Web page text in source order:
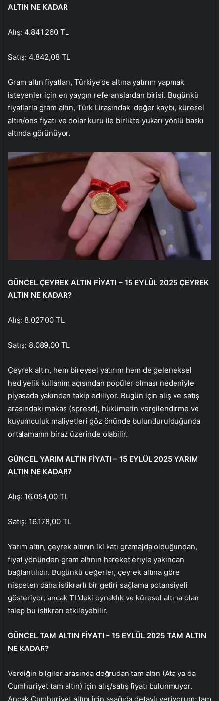
ALTIN NE KADAR
Alış: 4.841,260 TL
Satış: 4.842,08 TL
Gram altın fiyatları, Türkiye’de altına yatırım yapmak
isteyenler için en yaygın referanslardan birisi. Bugünkü
fiyatlarla gram altın, Türk Lirasındaki değer kaybı, küresel
altın/ons fiyatı ve dolar kuru ile birlikte yukarı yönlü baskı
altında görünüyor.
GÜNCEL ÇEYREK ALTIN FİYATI – 15 EYLÜL 2025 ÇEYREK
ALTIN NE KADAR?
Alış: 8.027,00 TL
Satış: 8.089,00 TL
Çeyrek altın, hem bireysel yatırım hem de geleneksel
hediyelik kullanım açısından popüler olması nedeniyle
piyasada yakından takip ediliyor. Bugün için alış ve satış
arasındaki makas (spread), hükümetin vergilendirme ve
kuyumculuk maliyetleri göz önünde bulundurulduğunda
ortalamanın biraz üzerinde olabilir.
GÜNCEL YARIM ALTIN FİYATI – 15 EYLÜL 2025 YARIM
ALTIN NE KADAR?
Alış: 16.054,00 TL
Satış: 16.178,00 TL
Yarım altın, çeyrek altının iki katı gramajda olduğundan,
fiyat yönünden gram altının hareketleriyle yakından
bağlantılıdır. Bugünkü değerler, çeyrek altına göre
nispeten daha istikrarlı bir getiri sağlama potansiyeli
gösteriyor; ancak TL’deki oynaklık ve küresel altına olan
talep bu istikrarı etkileyebilir.
GÜNCEL TAM ALTIN FİYATI – 15 EYLÜL 2025 TAM ALTIN
NE KADAR?
Verdiğin bilgiler arasında doğrudan tam altın (Ata ya da
Cumhuriyet tam altın) için alış/satış fiyatı bulunmuyor.
Ancak Cumhuriyet altını için aşağıda detaylı veriyorum; tam